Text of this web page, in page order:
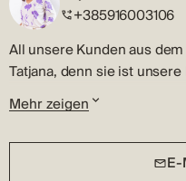
Krka nur 5 km entfernt.
Naturliebhaber. Mögliche
größerer Flächen. Der
dass eine weitere
unseren Agenten und
+385916003106
All unsere Kunden aus
Tatjana, denn sie ist
Sprache.
Tatjana jahrelang im
Verhandlungsgeschick
Mehr zeigen